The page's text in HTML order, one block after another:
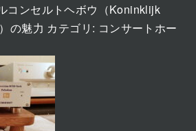
コンセルトヘボウ（Koninklijk
の魅力 カテゴリ: コンサートホー